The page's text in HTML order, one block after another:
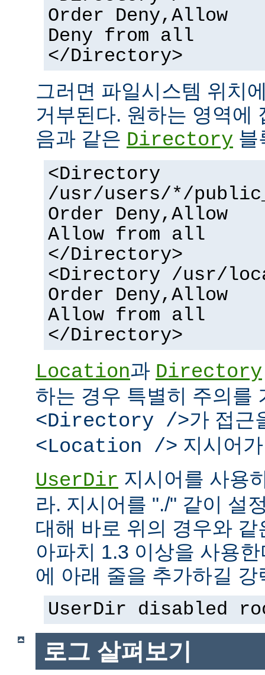
Order Deny,Allow
Deny from all
</Directory>
그러면 파일시스템 위치
거부된다. 원하는 영역에
음과 같은 Directory 블
<Directory
/usr/users/*/
Order Deny,Allow
Allow from all
</Directory>
<Directory /usr/
Order Deny,Allow
Allow from all
</Directory>
Location과 Directory
하는 경우 특별히 주의를
<Directory />가 접근
<Location /> 지시어
UserDir 지시어를 사용
라. 지시어를 "./" 같이 설
대해 바로 위의 경우와
아파치 1.3 이상을 사용
에 아래 줄을 추가하길 강
UserDir disabled
로그 살펴보기